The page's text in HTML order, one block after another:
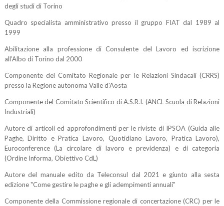
degli studi di Torino
Quadro specialista amministrativo presso il gruppo FIAT dal 1989 al
1999
Abilitazione alla professione di Consulente del Lavoro ed iscrizione
all’Albo di Torino dal 2000
Componente del Comitato Regionale per le Relazioni Sindacali (CRRS)
presso la Regione autonoma Valle d'Aosta
Componente del Comitato Scientifico di A.S.R.I. (ANCL Scuola di Relazioni
Industriali)
Autore di articoli ed approfondimenti per le riviste di IPSOA (Guida alle
Paghe, Diritto e Pratica Lavoro, Quotidiano Lavoro, Pratica Lavoro),
Euroconference (La circolare di lavoro e previdenza) e di categoria
(Ordine Informa, Obiettivo CdL)
Autore del manuale edito da Teleconsul dal 2021 e giunto alla sesta
edizione "Come gestire le paghe e gli adempimenti annuali"
Componente della Commissione regionale di concertazione (CRC) per le